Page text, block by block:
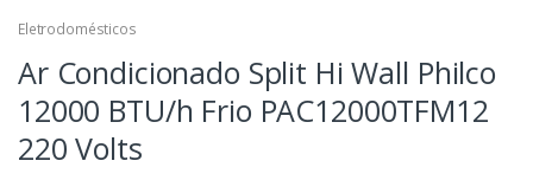
Eletrodomésticos
Ar Condicionado Split Hi Wall Philco
12000 BTU/h Frio PAC12000TFM12
220 Volts